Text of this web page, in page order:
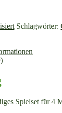
Schlagwörter:
Spielset für 4